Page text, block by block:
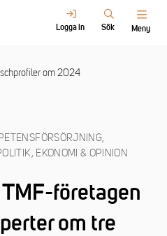
Logga in Sök Meny
om 2024
EKONOMI & OPINION
företagen
om tre